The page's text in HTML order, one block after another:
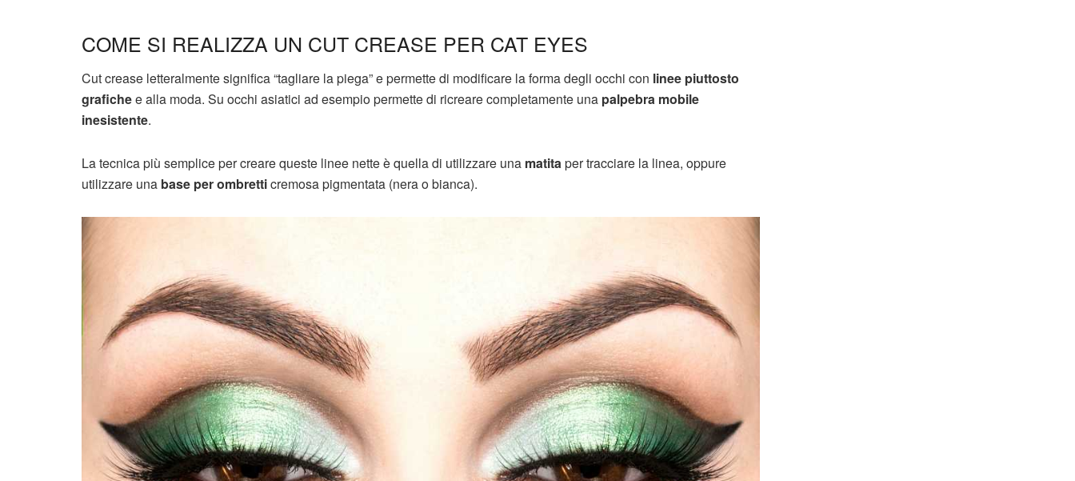
COME SI REALIZZA UN CUT CREASE PER CAT EYES
Cut crease letteralmente significa “tagliare la piega” e permette di modificare la forma degli occhi con linee piuttosto
grafichee alla moda. Su occhi asiatici ad esempio permette di ricreare completamente una palpebra mobile
inesistente.
La tecnica più semplice per creare queste linee nette è quella di utilizzare una matitaper tracciare la linea, oppure
utilizzare una base per ombretticremosa pigmentata (nera o bianca).